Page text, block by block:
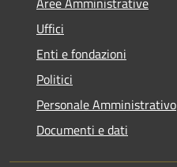
Uffici
Enti e fondazioni
Politici
Personale Amministrativo
Documenti e dati